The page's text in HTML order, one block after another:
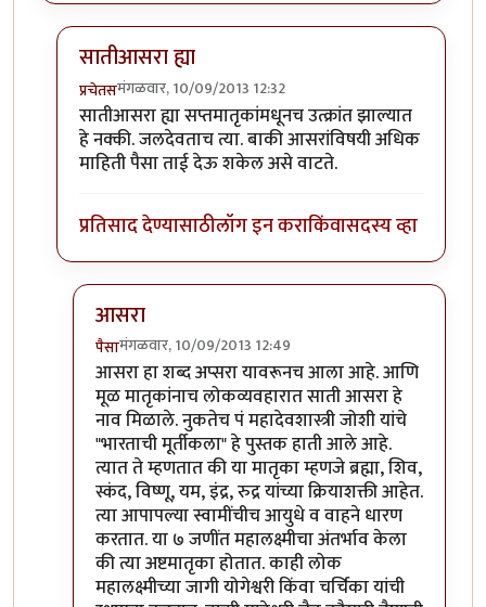
सातीआसरा ह्या
प्रचेतसमंगळवार, 10/09/2013 12:32
In reply toअफलातुनbyझकासराव
सातीआसरा ह्या सप्तमातृकांमधूनच उत्क्रांत झाल्यात
हे नक्की. जलदेवताच त्या. बाकी आसरांविषयी अधिक
माहिती पैसा ताई देऊ शकेल असे वाटते.
प्रतिसाद देण्यासाठीलॉग इन कराकिंवासदस्य व्हा
आसरा
पैसामंगळवार, 10/09/2013 12:49
In reply toसातीआसरा ह्याbyप्रचेतस
आसरा हा शब्द अप्सरा यावरूनच आला आहे. आणि
मूळ मातृकांनाच लोकव्यवहारात साती आसरा हे
नाव मिळाले. नुकतेच पं महादेवशास्त्री जोशी यांचे
"भारताची मूर्तीकला" हे पुस्तक हाती आले आहे.
त्यात ते म्हणतात की या मातृका म्हणजे ब्रह्मा, शिव,
स्कंद, विष्णू, यम, इंद्र, रुद्र यांच्या क्रियाशक्ती आहेत.
त्या आपापल्या स्वामींचीच आयुधे व वाहने धारण
करतात. या ७ जणींत महालक्ष्मीचा अंतर्भाव केला
की त्या अष्टमातृका होतात. काही लोक
महालक्ष्मीच्या जागी योगेश्वरी किंवा चर्चिका यांची